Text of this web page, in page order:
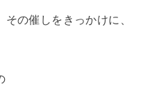
の催しをきっかけに、